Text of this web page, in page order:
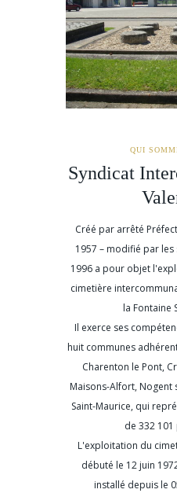
QUI
Syndicat
Créé par arrêté
1957 – modifié par
1996 a pour objet
cimetière
la Fontaine
Il exerce ses
huit communes
Charenton le Pont,
Maisons-Alfort, Nogent
Saint-Maurice, qui
de 332
L'exploitation du
débuté le 12 juin
installé depuis le